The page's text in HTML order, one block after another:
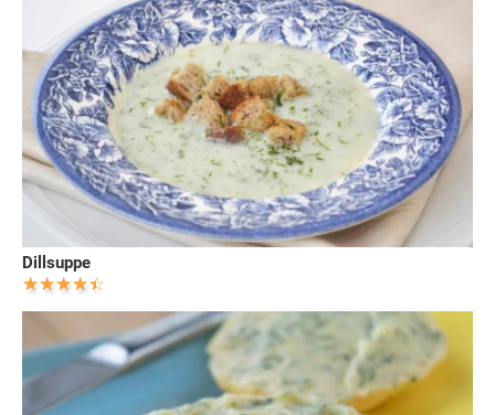
Dillsuppe